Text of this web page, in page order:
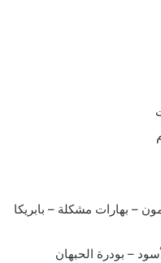
– بهارات مشكلة – بابريكا